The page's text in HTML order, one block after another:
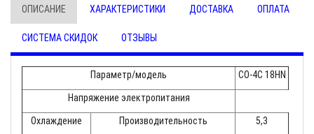
ОПИСАНИЕ ХАРАКТЕРИСТИКИ ДОСТАВКА ОПЛАТА
СИСТЕМА СКИДОК ОТЗЫВЫ
Параметр/модель CO-4C 18HN
Напряжение электропитания
Охлаждение Производительность 5,3